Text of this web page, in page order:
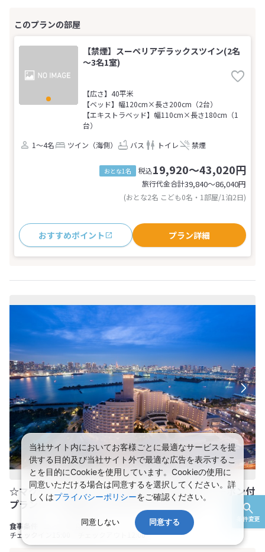
条件変更
【禁煙】スーペリアデラックスツイン(2名
～3名1室)
【広さ】40平米
【ベッド】幅120cm×長さ200cm（2台）
【エキストラベッド】幅110cm×長さ180cm（1
台）
1～4名
ツイン（海側） バス トイレ 禁煙
おとな1名 税込19,920～43,020円
旅行代金合計39,840〜86,040円
(おとな2名 こども0名・1部屋/1泊2日)
おすすめポイント プラン詳細
☆マクセル アクアパーク品川入場券(akatabi)クーポン付
プラン☆ ※専用アプリダウンロード必須 －
食事なし
チェックイン15:00 チェックアウト12:00
当社サイト内においてお客様ごとに最適なサービスを提
供する目的及び当社サイト外で最適な広告を表示するこ
とを目的にCookieを使用しています。Cookieの使用に
同意いただける場合は同意するを選択してください。詳
しくはプライバシーポリシーをご確認ください。
同意しない 同意する